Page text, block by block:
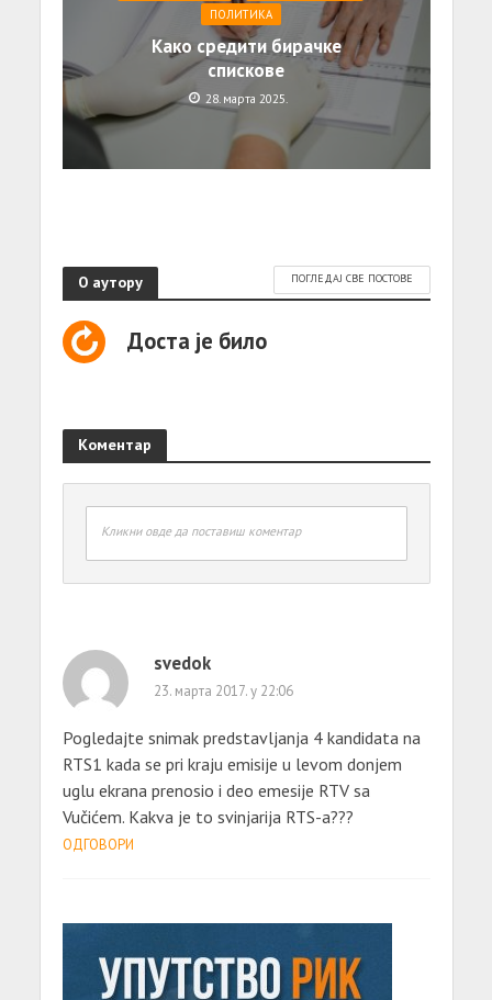
ПОЛИТИКА
Како средити бирачке
спискове
28. марта 2025.
О аутору ПОГЛЕДАЈ СВЕ ПОСТОВЕ
Доста је било
Коментар
Кликни овде да поставиш коментар
svedok
23. марта 2017. у 22:06
Pogledajte snimak predstavljanja 4 kandidata na
RTS1 kada se pri kraju emisije u levom donjem
uglu ekrana prenosio i deo emesije RTV sa
Vučićem. Kakva je to svinjarija RTS-a???
ОДГОВОРИ